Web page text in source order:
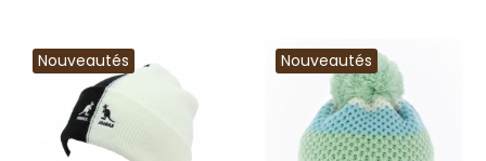
Nouveautés Nouveautés